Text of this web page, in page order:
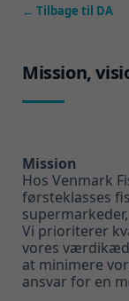
← Tilbage til DA
Mission,
Mission
Hos Venmark
førsteklasses
Vi prioriterer
vores
at minimere
ansvar for en